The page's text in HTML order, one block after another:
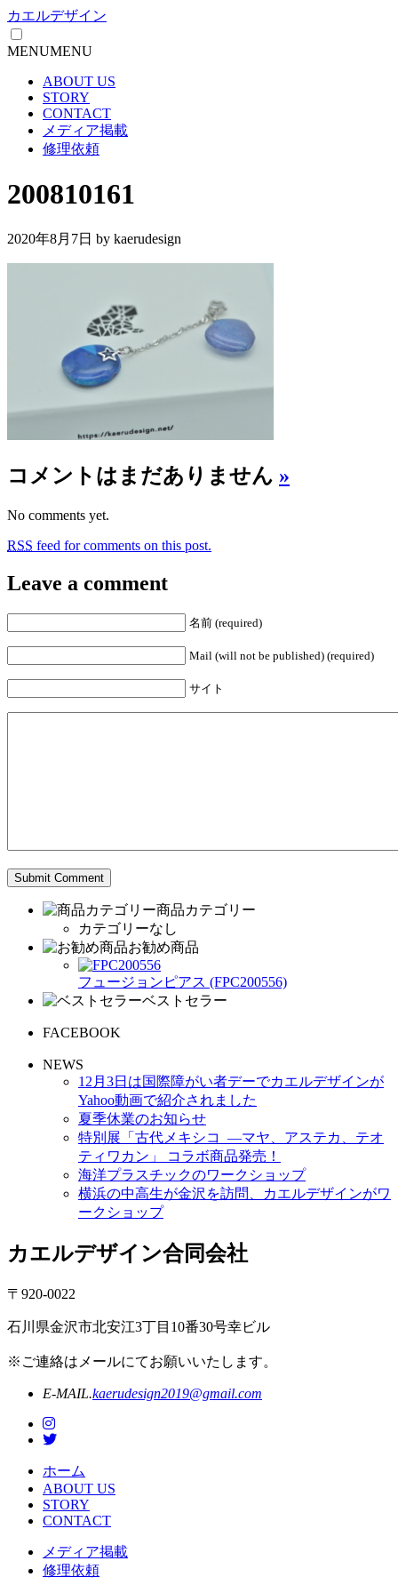
カエルデザイン
MENUMENU
ABOUT US
STORY
CONTACT
メディア掲載
修理依頼
200810161
2020年8月7日 by kaerudesign
コメントはまだありません »
No comments yet.
RSS feed for comments on this post.
Leave a comment
名前 (required)
Mail (will not be published) (required)
サイト
商品カテゴリー
カテゴリーなし
お勧め商品
フュージョンピアス (FPC200556)
ベストセラー
FACEBOOK
NEWS
12月3日は国際障がい者デーでカエルデザインが
Yahoo動画で紹介されました
夏季休業のお知らせ
特別展「古代メキシコ ―マヤ、アステカ、テオ
ティワカン」 コラボ商品発売！
海洋プラスチックのワークショップ
横浜の中高生が金沢を訪問、カエルデザインがワ
ークショップ
カエルデザイン合同会社
〒920-0022
石川県金沢市北安江3丁目10番30号幸ビル
※ご連絡はメールにてお願いいたします。
E-MAIL.kaerudesign2019@gmail.com
ホーム
ABOUT US
STORY
CONTACT
メディア掲載
修理依頼